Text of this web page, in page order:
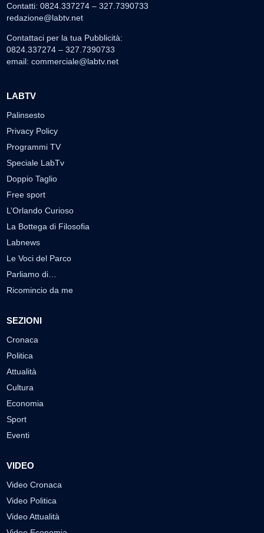
Contatti: 0824.337274 – 327.7390733
redazione@labtv.net
Contattaci per la tua Pubblicità:
0824.337274 – 327.7390733
email: commerciale@labtv.net
LABTV
Palinsesto
Privacy Policy
Programmi TV
Speciale LabTv
Doppio Taglio
Free sport
L’Orlando Curioso
La Bottega di Filosofia
Labnews
Le Voci del Parco
Parliamo di…
Ricomincio da me
SEZIONI
Cronaca
Politica
Attualità
Cultura
Economia
Sport
Eventi
VIDEO
Video Cronaca
Video Politica
Video Attualità